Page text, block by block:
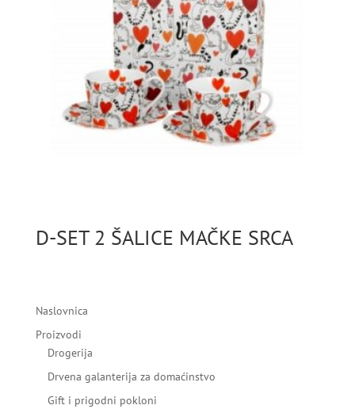
D-SET 2 ŠALICE MAČKE SRCA
Naslovnica
Proizvodi
Drogerija
Drvena galanterija za domaćinstvo
Gift i prigodni pokloni